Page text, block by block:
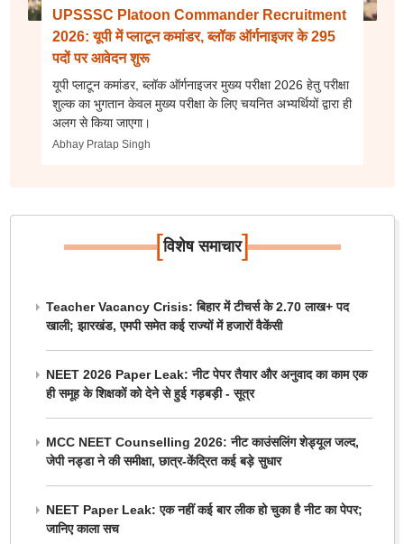
UPSSSC Platoon Commander Recruitment
2026: यूपी में प्लाटून कमांडर, ब्लॉक ऑर्गनाइजर के 295
पदों पर आवेदन शुरू
यूपी प्लाटून कमांडर, ब्लॉक ऑर्गनाइजर मुख्य परीक्षा 2026 हेतु परीक्षा
शुल्क का भुगतान केवल मुख्य परीक्षा के लिए चयनित अभ्यर्थियों द्वारा ही
अलग से किया जाएगा।
Abhay Pratap Singh
[विशेष समाचार]
Teacher Vacancy Crisis: बिहार में टीचर्स के 2.70 लाख+ पद
खाली; झारखंड, एमपी समेत कई राज्यों में हजारों वैकेंसी
NEET 2026 Paper Leak: नीट पेपर तैयार और अनुवाद का काम एक
ही समूह के शिक्षकों को देने से हुई गड़बड़ी - सूत्र
MCC NEET Counselling 2026: नीट काउंसलिंग शेड्यूल जल्द,
जेपी नड्डा ने की समीक्षा, छात्र-केंद्रित कई बड़े सुधार
NEET Paper Leak: एक नहीं कई बार लीक हो चुका है नीट का पेपर;
जानिए काला सच